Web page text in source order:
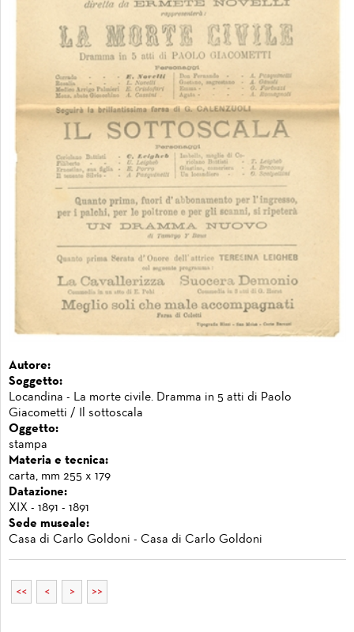
Autore:
Soggetto:
Locandina - La morte civile. Dramma in 5 atti di Paolo
Giacometti / Il sottoscala
Oggetto:
stampa
Materia e tecnica:
carta, mm 255 x 179
Datazione:
XIX - 1891 - 1891
Sede museale:
Casa di Carlo Goldoni - Casa di Carlo Goldoni
<< < > >>